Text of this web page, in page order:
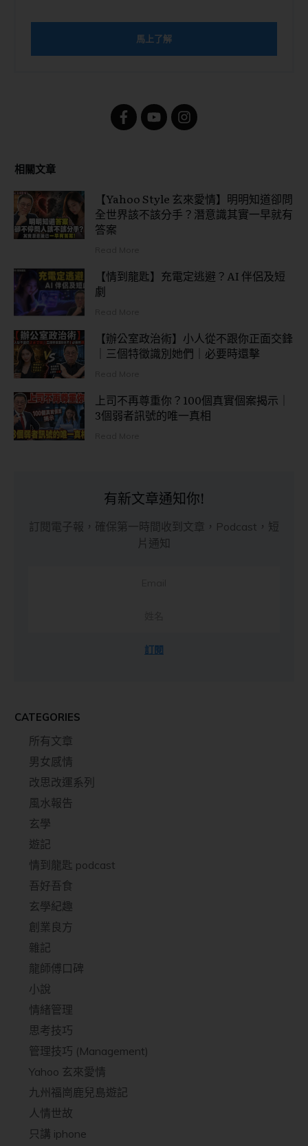
馬上了解
相關文章
【Yahoo Style 玄來愛情】明明知道卻問
全世界該不該分手？潛意識其實一早就有
答案
【情到龍匙】充電定逃避？AI 伴侶及短
劇
【辦公室政治術】小人從不跟你正面交鋒
｜三個特徵識別她們｜必要時還擊
上司不再尊重你？100個真實個案揭示｜
3個弱者訊號的唯一真相
有新文章通知你!
訂閱電子報，確保第一時間收到文章，Podcast，短
片通知
訂閱
CATEGORIES
所有文章
男女感情
改思改運系列
風水報告
玄學
遊記
情到龍匙 podcast
吾好吾食
玄學紀趣
創業良方
雜記
龍師傅口碑
小說
情緒管理
思考技巧
管理技巧 (Management)
Yahoo 玄來愛情
九州福崗鹿兒島遊記
人情世故
只講 iphone